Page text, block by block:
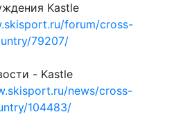
Kastle
forum/cross-
79207/
- Kastle
news/cross-
104483/